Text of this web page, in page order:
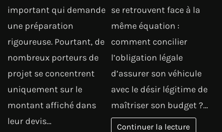
important qui demande
une préparation
rigoureuse. Pourtant, de
nombreux porteurs de
projet se concentrent
uniquement sur le
montant affiché dans
leur devis…
se retrouvent face à la
même équation :
comment concilier
l’obligation légale
d’assurer son véhicule
avec le désir légitime de
maîtriser son budget ?…
Continuer la lecture